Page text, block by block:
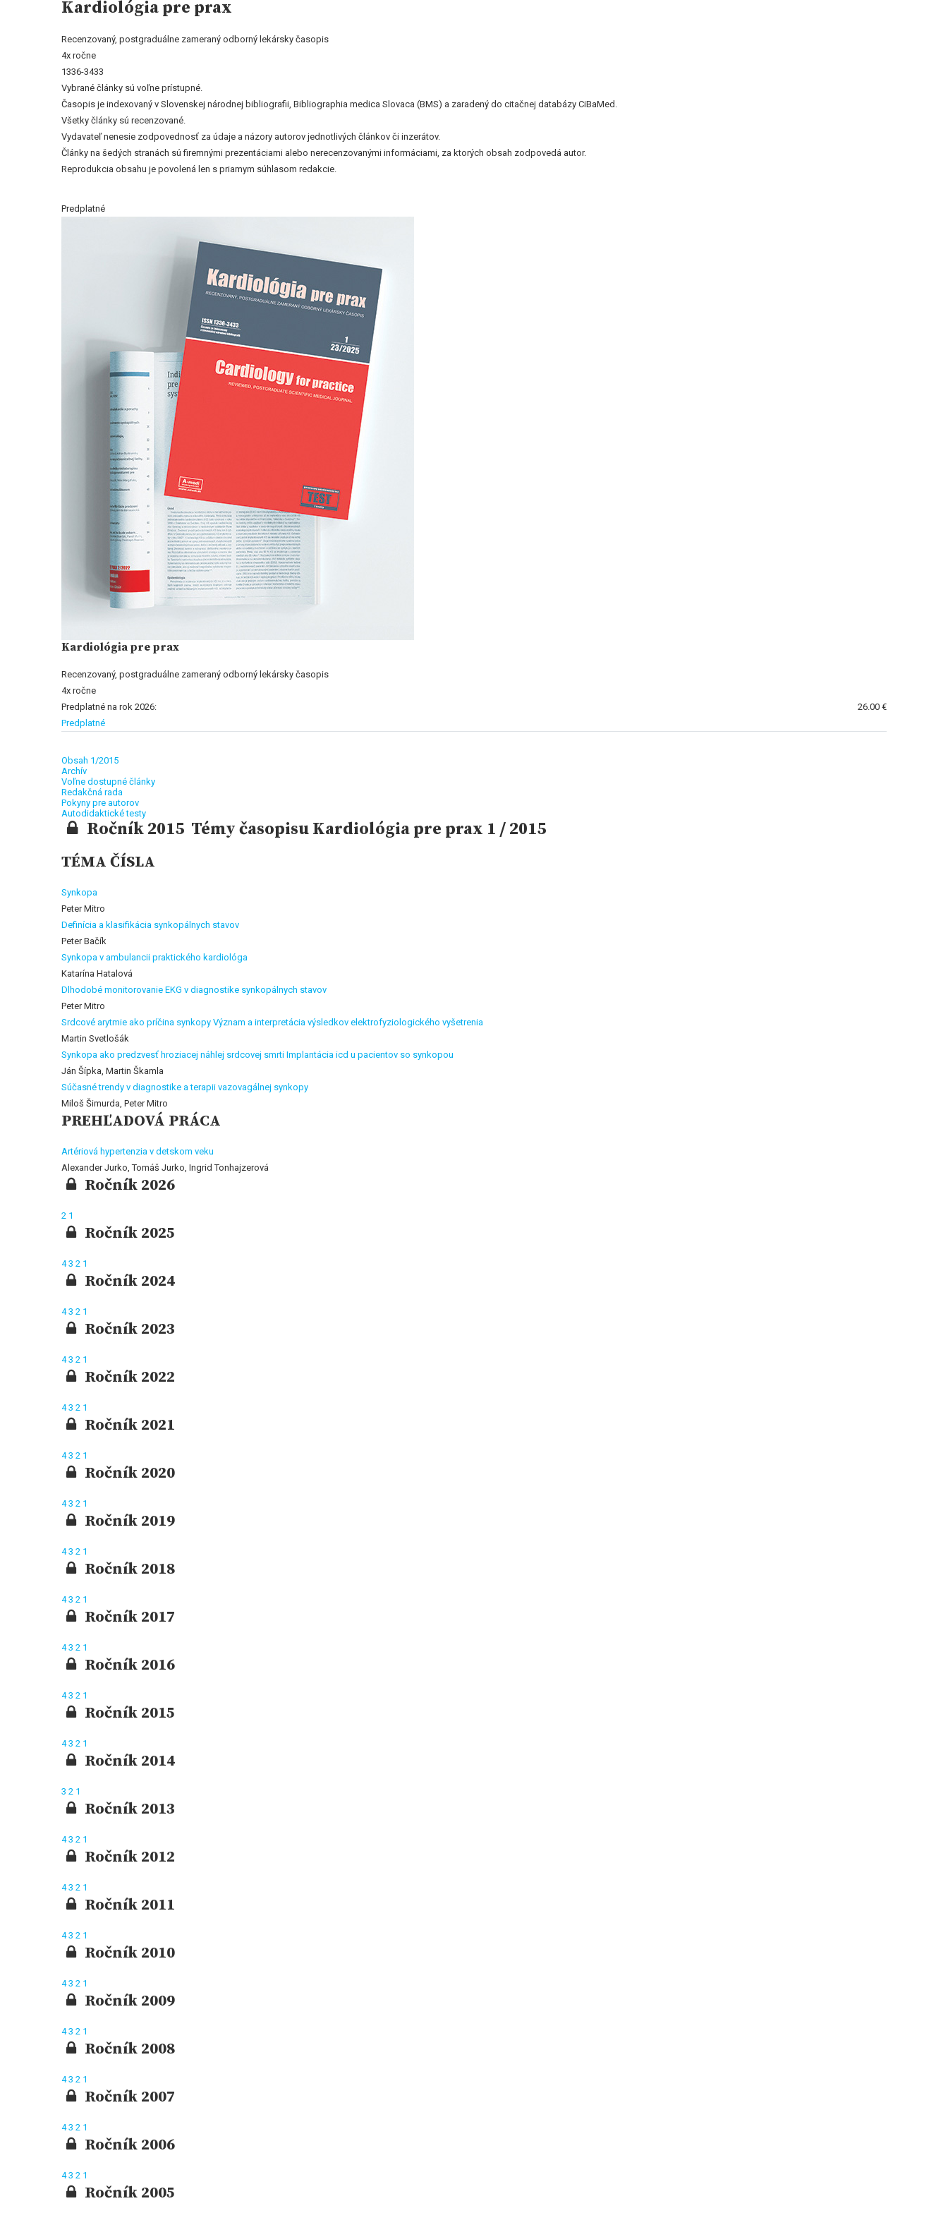
Kardiológia pre prax
Recenzovaný, postgraduálne zameraný odborný lekársky časopis
4x ročne
1336-3433
Vybrané články sú voľne prístupné.
Časopis je indexovaný v Slovenskej národnej bibliografii, Bibliographia medica Slovaca (BMS) a zaradený do citačnej databázy CiBaMed.
Všetky články sú recenzované.
Vydavateľ nenesie zodpovednosť za údaje a názory autorov jednotlivých článkov či inzerátov.
Články na šedých stranách sú firemnými prezentáciami alebo nerecenzovanými informáciami, za ktorých obsah zodpovedá autor.
Reprodukcia obsahu je povolená len s priamym súhlasom redakcie.
Predplatné
Kardiológia pre prax
Recenzovaný, postgraduálne zameraný odborný lekársky časopis
4x ročne
Predplatné na rok 2026:
26.00 €
Predplatné
Obsah 1/2015
Archív
Voľne dostupné články
Redakčná rada
Pokyny pre autorov
Autodidaktické testy
Ročník 2015 Témy časopisu Kardiológia pre prax 1 / 2015
TÉMA ČÍSLA
Synkopa
Peter Mitro
Definícia a klasifikácia synkopálnych stavov
Peter Bačík
Synkopa v ambulancii praktického kardiológa
Katarína Hatalová
Dlhodobé monitorovanie EKG v diagnostike synkopálnych stavov
Peter Mitro
Srdcové arytmie ako príčina synkopy Význam a interpretácia výsledkov elektrofyziologického vyšetrenia
Martin Svetlošák
Synkopa ako predzvesť hroziacej náhlej srdcovej smrti Implantácia icd u pacientov so synkopou
Ján Šípka, Martin Škamla
Súčasné trendy v diagnostike a terapii vazovagálnej synkopy
Miloš Šimurda, Peter Mitro
PREHĽADOVÁ PRÁCA
Artériová hypertenzia v detskom veku
Alexander Jurko, Tomáš Jurko, Ingrid Tonhajzerová
Ročník 2026
2 1
Ročník 2025
43 2 1
Ročník 2024
43 2 1
Ročník 2023
43 2 1
Ročník 2022
43 2 1
Ročník 2021
43 2 1
Ročník 2020
43 2 1
Ročník 2019
43 2 1
Ročník 2018
43 2 1
Ročník 2017
43 2 1
Ročník 2016
43 2 1
Ročník 2015
43 2 1
Ročník 2014
3 2 1
Ročník 2013
43 2 1
Ročník 2012
43 2 1
Ročník 2011
43 2 1
Ročník 2010
43 2 1
Ročník 2009
43 2 1
Ročník 2008
43 2 1
Ročník 2007
43 2 1
Ročník 2006
43 2 1
Ročník 2005